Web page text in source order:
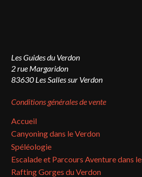
Les Guides du Verdon
2 rue Margaridon
83630 Les Salles sur Verdon
Conditions générales de vente
Accueil
Canyoning dans le Verdon
Spéléologie
Escalade et Parcours Aventure dans
Rafting Gorges du Verdon